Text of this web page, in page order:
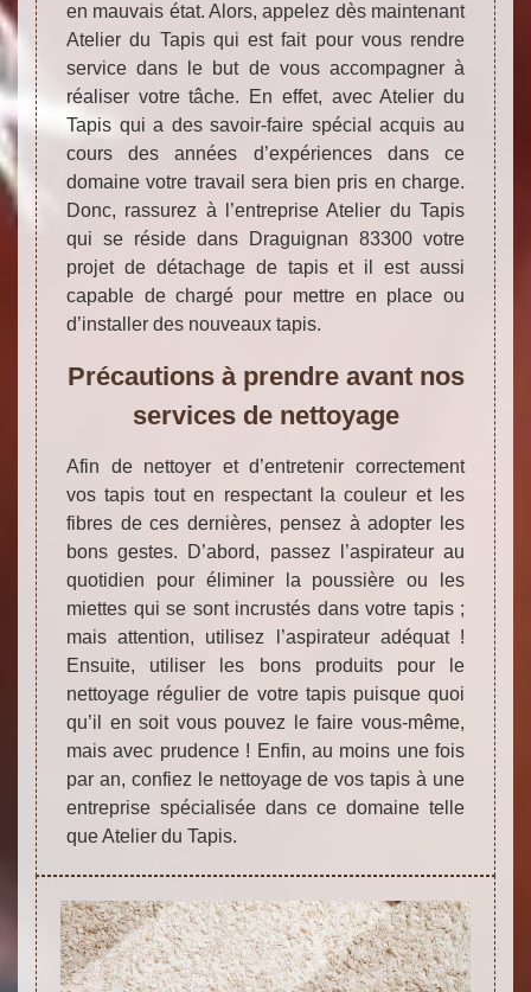
en mauvais état. Alors, appelez dès maintenant
Atelier du Tapis qui est fait pour vous rendre
service dans le but de vous accompagner à
réaliser votre tâche. En effet, avec Atelier du
Tapis qui a des savoir-faire spécial acquis au
cours des années d’expériences dans ce
domaine votre travail sera bien pris en charge.
Donc, rassurez à l’entreprise Atelier du Tapis
qui se réside dans Draguignan 83300 votre
projet de détachage de tapis et il est aussi
capable de chargé pour mettre en place ou
d’installer des nouveaux tapis.
Précautions à prendre avant nos
services de nettoyage
Afin de nettoyer et d’entretenir correctement
vos tapis tout en respectant la couleur et les
fibres de ces dernières, pensez à adopter les
bons gestes. D’abord, passez l’aspirateur au
quotidien pour éliminer la poussière ou les
miettes qui se sont incrustés dans votre tapis ;
mais attention, utilisez l’aspirateur adéquat !
Ensuite, utiliser les bons produits pour le
nettoyage régulier de votre tapis puisque quoi
qu’il en soit vous pouvez le faire vous-même,
mais avec prudence ! Enfin, au moins une fois
par an, confiez le nettoyage de vos tapis à une
entreprise spécialisée dans ce domaine telle
que Atelier du Tapis.